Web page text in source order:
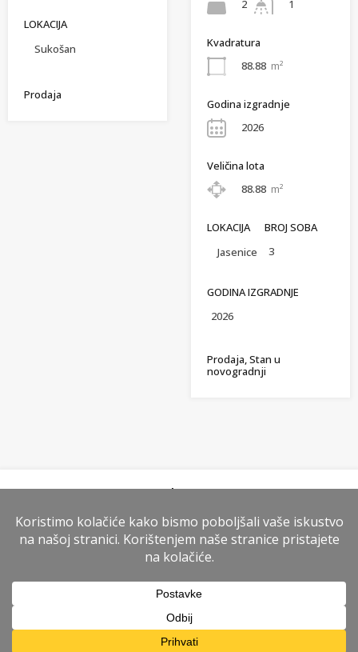
LOKACIJA
Sukošan
Prodaja
2
1
Kvadratura
88.88 m²
Godina izgradnje
2026
Veličina lota
88.88 m²
LOKACIJA
Jasenice
BROJ SOBA
3
GODINA IZGRADNJE
2026
Prodaja, Stan u
novogradnji
Kontakt agent